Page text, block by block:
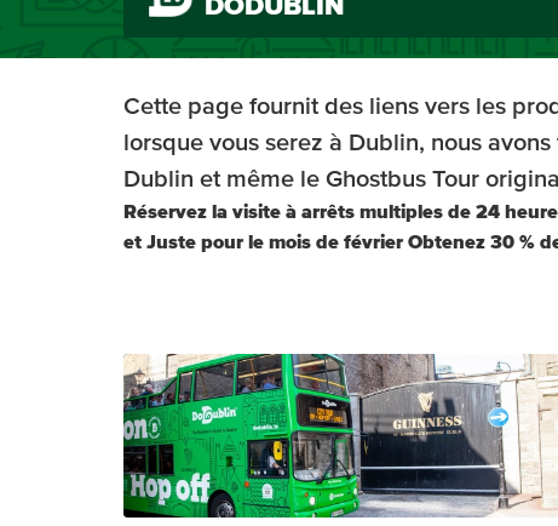
DODUBLIN
Cette page fournit des liens vers les
lorsque vous serez à Dublin, nous
Dublin et même le Ghostbus Tour
Réservez la visite à arrêts multiples de 24
et Juste pour le mois de février Obtenez 30 %